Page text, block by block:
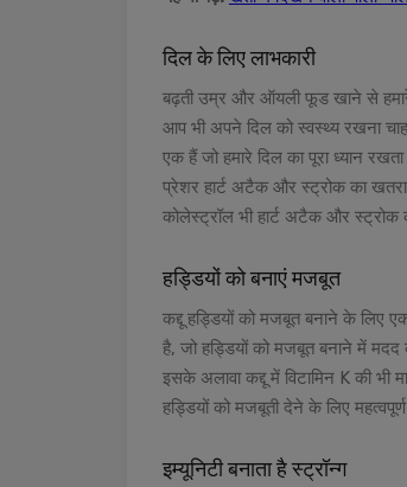
दिल के लिए लाभकारी
बढ़ती उम्र और ऑयली फूड खाने से हमारे
आप भी अपने दिल को स्वस्थ्य रखना
एक हैं जो हमारे दिल का पूरा ध्यान
प्रेशर हार्ट अटैक और स्ट्रोक का
कोलेस्ट्रॉल भी हार्ट अटैक और स्ट्रोक
हड्डियों को बनाएं मजबूत
कद्दू हड्डियों को मजबूत बनाने के लिए
है, जो हड्डियों को मजबूत बनाने में मदद
इसके अलावा कद्दू में विटामिन K की भी
हड्डियों को मजबूती देने के लिए
इम्यूनिटी बनाता है स्ट्रॉन्ग